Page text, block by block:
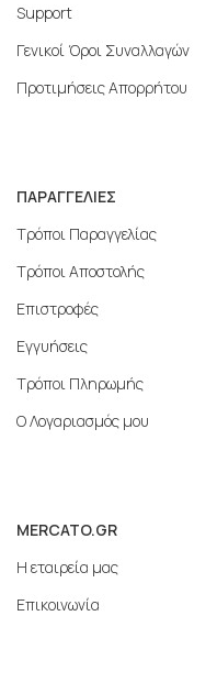
Support
Γενικοί Όροι Συναλλαγών
Προτιμήσεις Απορρήτου
ΠΑΡΑΓΓΕΛΙΕΣ
Τρόποι Παραγγελίας
Τρόποι Αποστολής
Επιστροφές
Εγγυήσεις
Τρόποι Πληρωμής
Ο Λογαριασμός μου
MERCATO.GR
Η εταιρεία μας
Επικοινωνία